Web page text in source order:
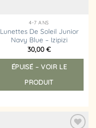
4-7 ANS
Lunettes De Soleil Junior
Navy Blue – Izipizi
30,00 €
ÉPUISÉ – VOIR LE
PRODUIT